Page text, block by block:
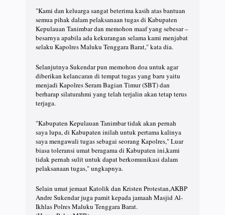
"Kami dan keluarga sangat beterima kasih atas bantuan
semua pihak dalam pelaksanaan tugas di Kabupaten
Kepulauan Tanimbar dan memohon maaf yang sebesar –
besarnya apabila ada kekurangan selama kami menjabat
selaku Kapolres Maluku Tenggara Barat," kata dia.
Selanjutnya Sukendar pun memohon doa untuk agar
diberikan kelancaran di tempat tugas yang baru yaitu
menjadi Kapolres Seram Bagian Timur (SBT) dan
berharap silaturahmi yang telah terjalin akan tetap terus
terjaga.
"Kabupaten Kepulauan Tanimbar tidak akan pernah
saya lupa, di Kabupaten inilah untuk pertama kalinya
saya mengawali tugas sebagai seorang Kapolres," Luar
biasa toleransi umat beragama di Kabupaten ini,kami
tidak pernah sulit untuk dapat berkomunikasi dalam
pelaksanaan tugas," ungkapnya.
Selain umat jemaat Katolik dan Kristen Protestan,AKBP
Andre Sukendar juga pamit kepada jamaah Masjid Al-
Ikhlas Polres Maluku Tenggara Barat.